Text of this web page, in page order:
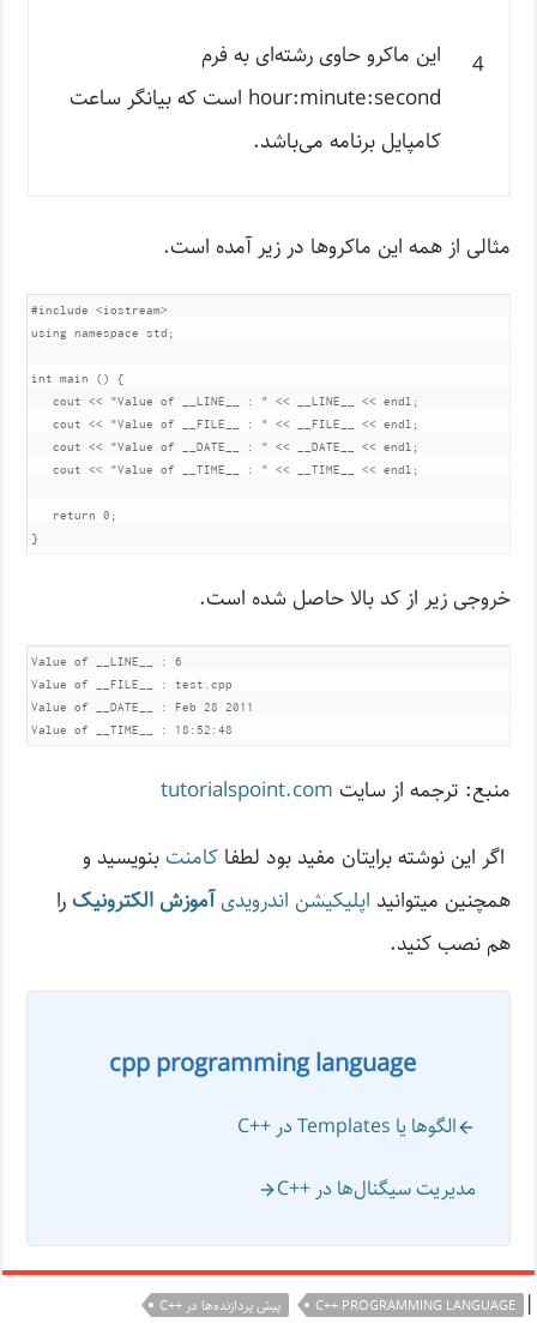
4
این ماکرو حاوی رشته‌ای به فرم
hour:minute:second است که بیانگر ساعت
کامپایل برنامه می‌باشد.
مثالی از همه این ماکروها در زیر آمده است.
#include
<iostream>
using namespace std ;
int main ()
{
   cout
<< "Value of __LINE__ : " << __LINE__ << endl ;
   cout
<< "Value of __FILE__ : " << __FILE__ << endl ;
   cout
<< "Value of __DATE__ : " << __DATE__ << endl ;
   cout
<< "Value of __TIME__ : " << __TIME__ << endl ;
return 0 ;
}
خروجی زیر از کد بالا حاصل شده است.
Value of __LINE__ : 6
Value of __FILE__ : test.cpp
Value of __DATE__ : Feb 28 2011
Value of __TIME__ : 18:52:48
منبع: ترجمه از سایت tutorialspoint.com
اگر این نوشته‌ برایتان مفید بود لطفاکامنت بنویسید و
همچنین میتوانید اپلیکیشن اندرویدیآموزش الکترونیک را
هم نصب کنید.
cpp programming language
الگوها یا Templates در ++C
مدیریت سیگنال‌ها در ++C
|
C++ PROGRAMMING LANGUAGE
پیش پردازنده‌ها در ++C